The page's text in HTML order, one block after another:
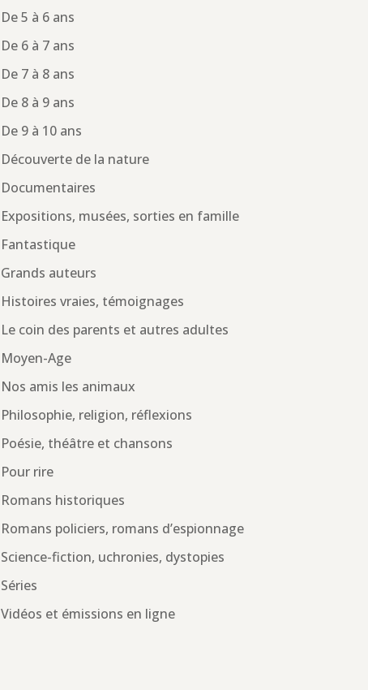
De 5 à 6 ans
De 6 à 7 ans
De 7 à 8 ans
De 8 à 9 ans
De 9 à 10 ans
Découverte de la nature
Documentaires
Expositions, musées, sorties en famille
Fantastique
Grands auteurs
Histoires vraies, témoignages
Le coin des parents et autres adultes
Moyen-Age
Nos amis les animaux
Philosophie, religion, réflexions
Poésie, théâtre et chansons
Pour rire
Romans historiques
Romans policiers, romans d’espionnage
Science-fiction, uchronies, dystopies
Séries
Vidéos et émissions en ligne